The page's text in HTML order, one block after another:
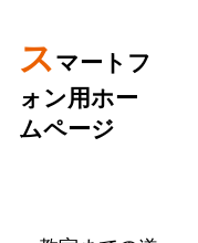
スマートフ
ォン用ホー
ムページ